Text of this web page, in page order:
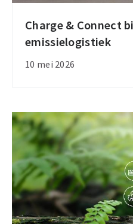
Charge & Connect
emissielogistiek
10 mei 2026
Charge
&
Connect
in
zero-
emissielogistiek